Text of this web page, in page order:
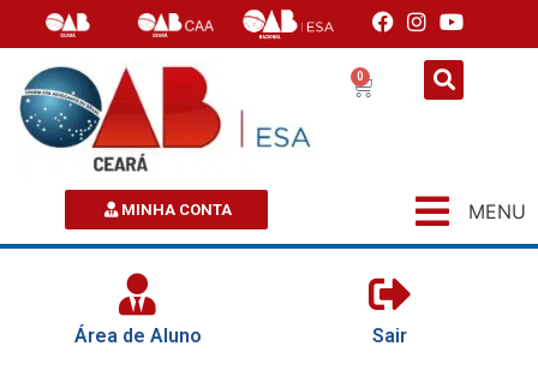
0
MINHA CONTA MENU
Área de Aluno Sair